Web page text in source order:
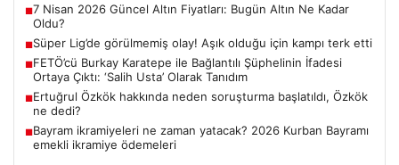
■7 Nisan 2026 Güncel Altın Fiyatları: Bugün Altın Ne Kadar
Oldu?
■Süper Lig’de görülmemiş olay! Aşık olduğu için kampı terk etti
■FETÖ’cü Burkay Karatepe ile Bağlantılı Şüphelinin İfadesi
Ortaya Çıktı: ‘Salih Usta’ Olarak Tanıdım
■Ertuğrul Özkök hakkında neden soruşturma başlatıldı, Özkök
ne dedi?
■Bayram ikramiyeleri ne zaman yatacak? 2026 Kurban Bayramı
emekli ikramiye ödemeleri